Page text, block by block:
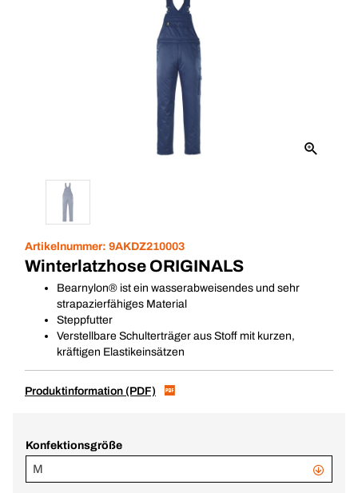
Artikelnummer: 9AKDZ210003
Winterlatzhose ORIGINALS
Bearnylon® ist ein wasserabweisendes und sehr
strapazierfähiges Material
Steppfutter
Verstellbare Schulterträger aus Stoff mit kurzen,
kräftigen Elastikeinsätzen
Produktinformation (PDF)
Konfektionsgröße
M